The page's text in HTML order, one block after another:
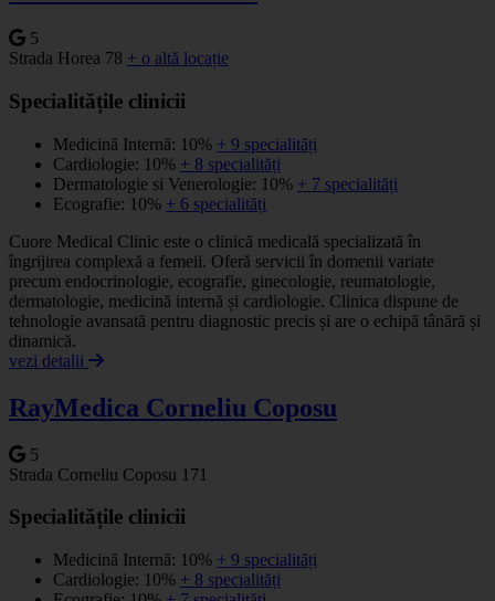
5
Strada Horea 78 + o altă locație
Specialitățile clinicii
Medicină Internă: 10% + 9 specialități
Cardiologie: 10% + 8 specialități
Dermatologie si Venerologie: 10% + 7 specialități
Ecografie: 10% + 6 specialități
Cuore Medical Clinic este o clinică medicală specializată în
îngrijirea complexă a femeii. Oferă servicii în domenii variate
precum endocrinologie, ecografie, ginecologie, reumatologie,
dermatologie, medicină internă și cardiologie. Clinica dispune de
tehnologie avansată pentru diagnostic precis și are o echipă tânără și
dinamică.
vezi detalii
RayMedica Corneliu Coposu
5
Strada Corneliu Coposu 171
Specialitățile clinicii
Medicină Internă: 10% + 9 specialități
Cardiologie: 10% + 8 specialități